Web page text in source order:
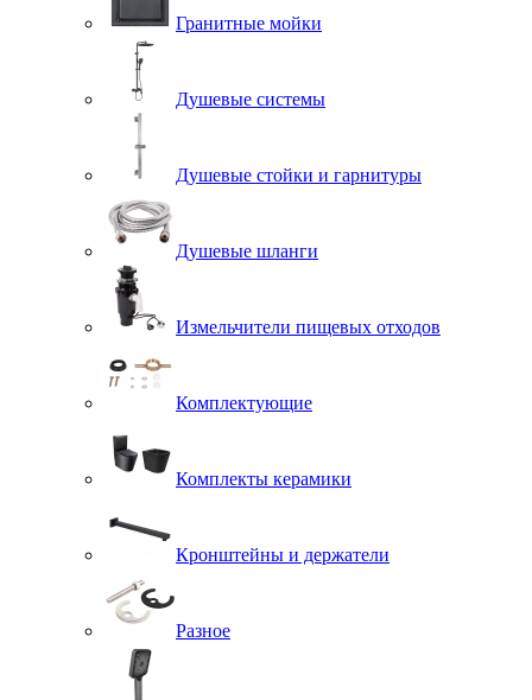
Гранитные мойки
Душевые системы
Душевые стойки и гарнитуры
Душевые шланги
Измельчители пищевых отходов
Комплектующие
Комплекты керамики
Кронштейны и держатели
Разное